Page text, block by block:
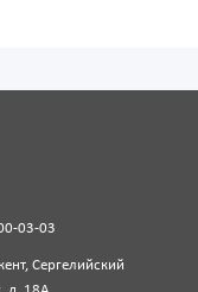
03-03
Сергелийский